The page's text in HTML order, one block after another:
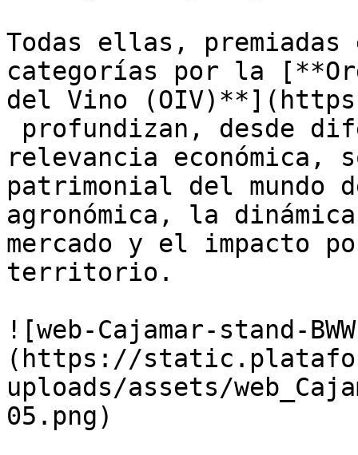
Todas ellas,
categorías por la
del Vino
profundizan, desde
relevancia económica,
patrimonial del mundo
agronómica, la
mercado y el impacto
territorio.
![web-Cajamar-stand-
(https://
uploads/assets/
05.png)